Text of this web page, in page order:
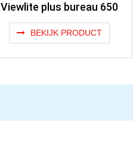
Viewlite plus bureau 650
BEKIJK PRODUCT